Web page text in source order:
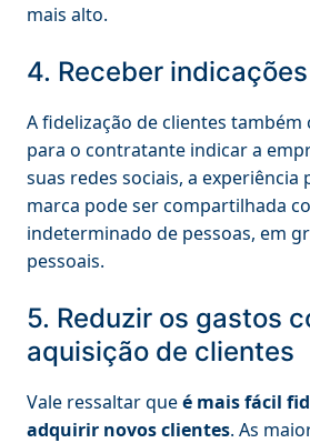
mais alto.
4. Receber indicações
A fidelização de clientes também
para o contratante indicar a
suas redes sociais, a experiência
marca pode ser compartilhada
indeterminado de pessoas, em
pessoais.
5. Reduzir os gastos
aquisição de clientes
Vale ressaltar queé mais fácil
adquirir novos clientes. As